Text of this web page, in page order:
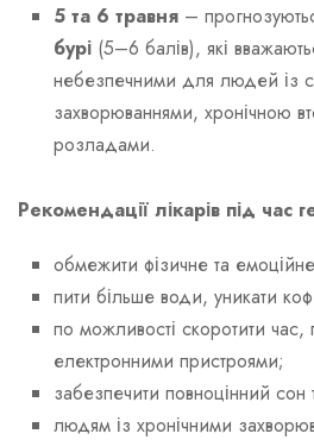
5 та 6 травня –
бурі (5–6 балів), які
небезпечними для людей із
захворюваннями, хронічною
розладами.
Рекомендації лікарів під час
обмежити фізичне та
пити більше води, уникати
по можливості скоротити
електронними пристроями;
забезпечити повноцінний сон
людям із хронічними